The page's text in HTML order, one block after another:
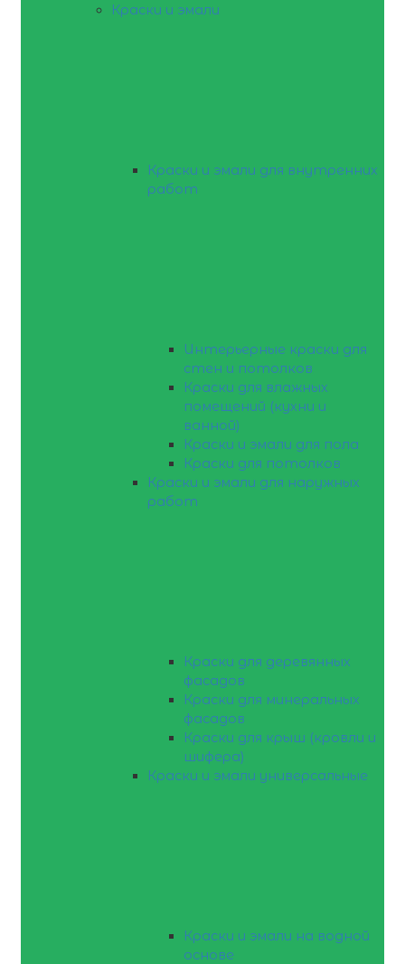
Краски и эмали
Краски и эмали для внутренних
работ
Интерьерные краски для
стен и потолков
Краски для влажных
помещений (кухни и
ванной)
Краски и эмали для пола
Краски для потолков
Краски и эмали для наружных
работ
Краски для деревянных
фасадов
Краски для минеральных
фасадов
Краски для крыш (кровли и
шифера)
Краски и эмали универсальные
Краски и эмали на водной
основе